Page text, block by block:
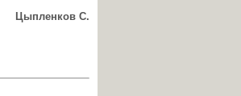
Цыпленков С.